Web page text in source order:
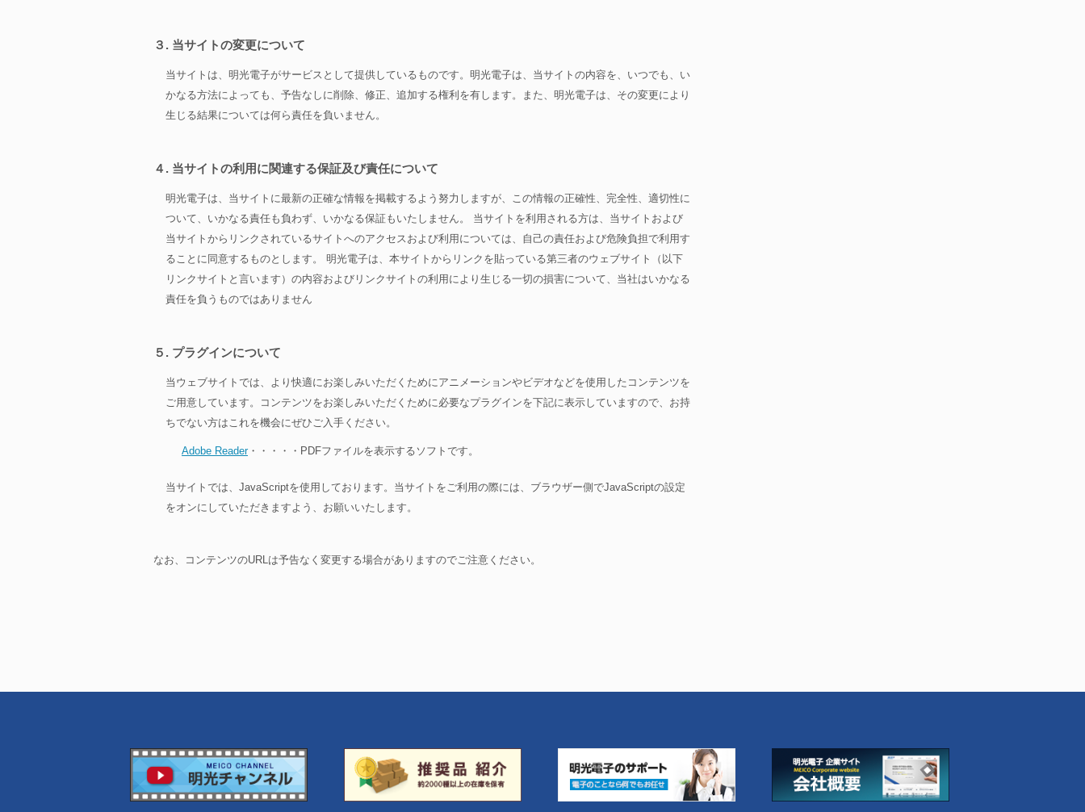
３. 当サイトの変更について
当サイトは、明光電子がサービスとして提供しているものです。明光電子は、当サイトの内容を、いつでも、い
かなる方法によっても、予告なしに削除、修正、追加する権利を有します。また、明光電子は、その変更により
生じる結果については何ら責任を負いません。
４. 当サイトの利用に関連する保証及び責任について
明光電子は、当サイトに最新の正確な情報を掲載するよう努力しますが、この情報の正確性、完全性、適切性に
ついて、いかなる責任も負わず、いかなる保証もいたしません。 当サイトを利用される方は、当サイトおよび
当サイトからリンクされているサイトへのアクセスおよび利用については、自己の責任および危険負担で利用す
ることに同意するものとします。 明光電子は、本サイトからリンクを貼っている第三者のウェブサイト（以下
リンクサイトと言います）の内容およびリンクサイトの利用により生じる一切の損害について、当社はいかなる
責任を負うものではありません
５. プラグインについて
当ウェブサイトでは、より快適にお楽しみいただくためにアニメーションやビデオなどを使用したコンテンツを
ご用意しています。コンテンツをお楽しみいただくために必要なプラグインを下記に表示していますので、お持
ちでない方はこれを機会にぜひご入手ください。
Adobe Reader・・・・・PDFファイルを表示するソフトです。
当サイトでは、JavaScriptを使用しております。当サイトをご利用の際には、ブラウザー側でJavaScriptの設定
をオンにしていただきますよう、お願いいたします。
なお、コンテンツのURLは予告なく変更する場合がありますのでご注意ください。